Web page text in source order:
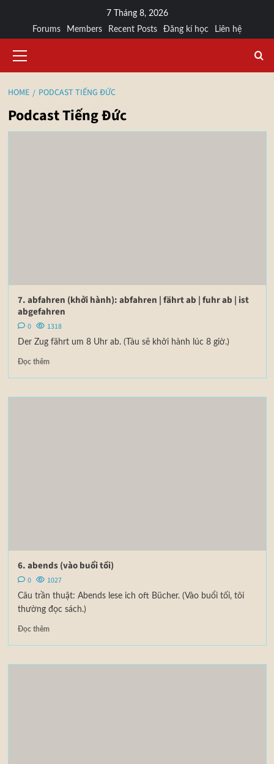
7 Tháng 8, 2026
Forums
Members Recent Posts Đăng kí học Liên hệ
HOME PODCAST TIẾNG ĐỨC
Podcast Tiếng Đức
7. abfahren (khởi hành): abfahren | fährt ab | fuhr ab | ist
abgefahren
0 1318
Der Zug fährt um 8 Uhr ab. (Tàu sẽ khởi hành lúc 8 giờ.)
Đọc thêm
6. abends (vào buổi tối)
0 1027
Câu trần thuật: Abends lese ich oft Bücher. (Vào buổi tối, tôi
thường đọc sách.)
Đọc thêm